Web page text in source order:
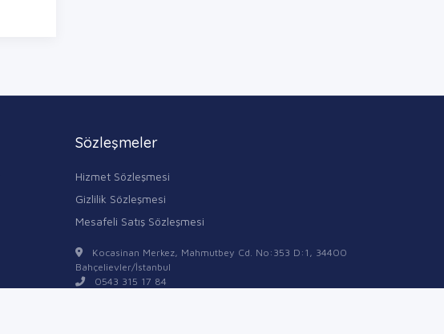
Sözleşmeler
Hizmet Sözleşmesi
Gizlilik Sözleşmesi
Mesafeli Satış Sözleşmesi
Kocasinan Merkez, Mahmutbey Cd. No:353 D:1, 34400
Bahçelievler/İstanbul
0543 315 17 84